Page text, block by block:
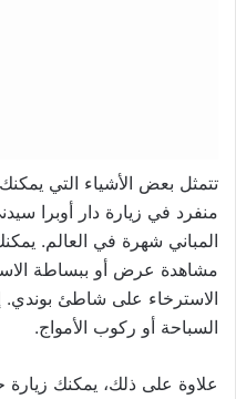
تتمثل بعض الأشياء التي
منفرد في زيارة دار أوبرا
المباني شهرة في العالم.
مشاهدة عرض أو ببساطة
الاسترخاء على شاطئ بوندي.
السباحة أو ركوب الأمواج.